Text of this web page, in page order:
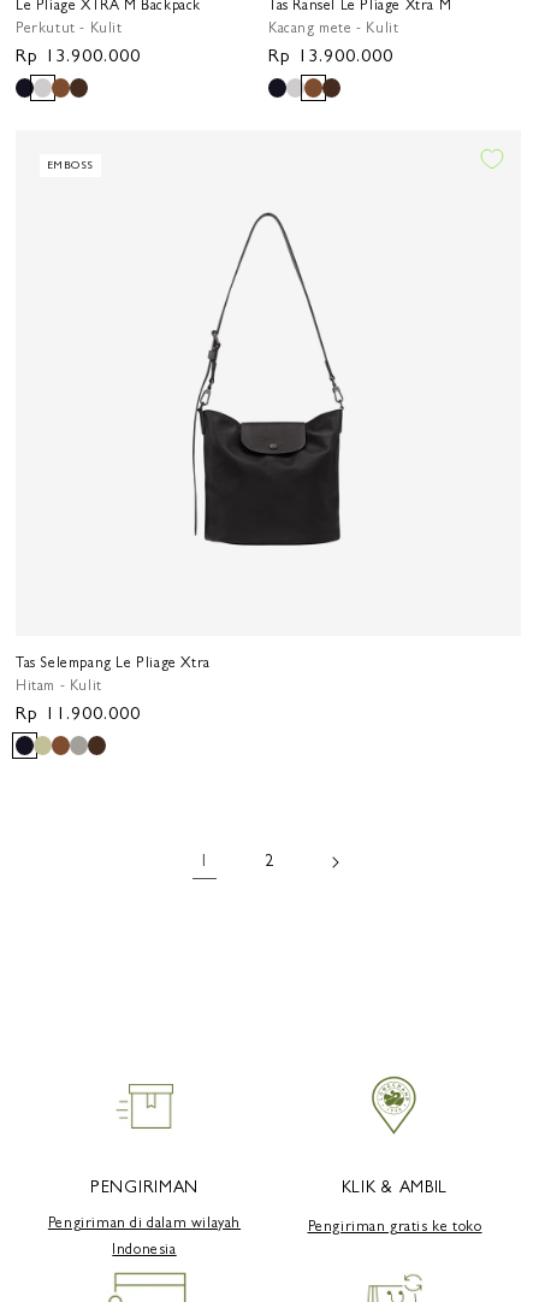
Le Pliage XTRA M Backpack
Perkutut - Kulit
Harga
reguler
Rp 13.900.000
Tas Ransel Le Pliage Xtra M
Kacang mete - Kulit
Harga
reguler
Rp 13.900.000
EMBOSS
Tas Selempang Le Pliage Xtra
Hitam - Kulit
Harga
reguler
Rp 11.900.000
1 2
PENGIRIMAN
Pengiriman di dalam wilayah
Indonesia
KLIK & AMBIL
Pengiriman gratis ke toko